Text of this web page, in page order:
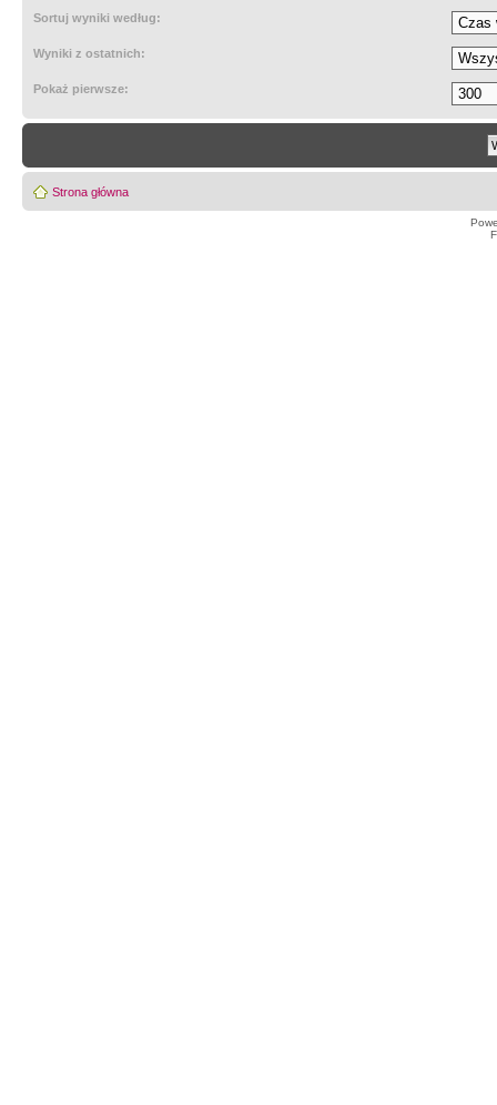
Sortuj wyniki według:
Wyniki z ostatnich:
Pokaż pierwsze:
Strona główna